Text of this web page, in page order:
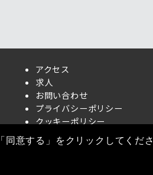
アクセス
求人
お問い合わせ
プライバシーポリシー
クッキーポリシー
意する」をクリックしてくださ